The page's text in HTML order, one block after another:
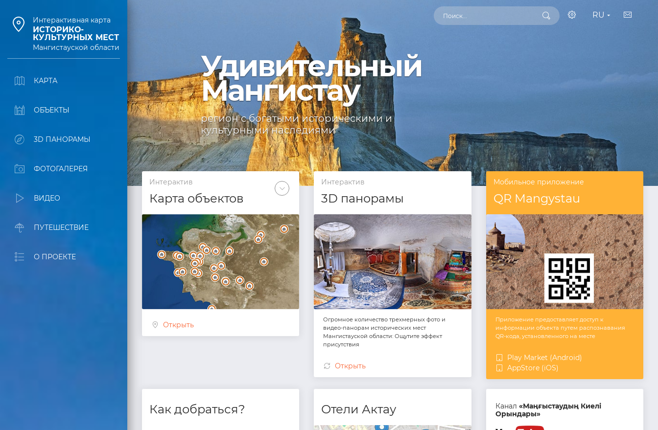
Интерактивная карта
ИСТОРИКО-
КУЛЬТУРНЫХ МЕСТ
Мангистауской области
КАРТА
ОБЪЕКТЫ
3D ПАНОРАМЫ
ФОТОГАЛЕРЕЯ
ВИДЕО
ПУТЕШЕСТВИЕ
О ПРОЕКТЕ
RU
Удивительный
Мангистау
регион с богатыми историческими и
культурными наследиями
Интерактив
Карта объектов
Открыть
Интерактив
3D панорамы
Огромное количество трехмерных фото и
видео-панорам исторических мест
Мангистауской области: Ощутите эффект
присутствия
Открыть
Мобильное приложение
QR Mangystau
Приложение предоставляет доступ к
информации объекта путем распознавания
QR-кода, установленного на месте
Play Market (Android)
AppStore (iOS)
Как добраться? Отели Актау Канал «Маңғыстаудың Киелі
Орындары»